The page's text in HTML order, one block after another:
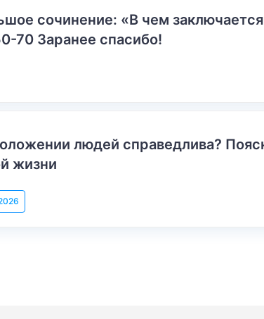
сочинение: «В чем заключается
70 Заранее спасибо!
людей справедлива?
жизни